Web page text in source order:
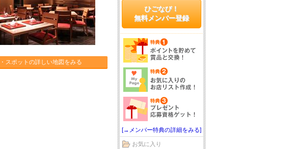
スポットの詳しい地図をみる
ひごなび！
無料メンバー登録
[→メンバー特典の詳細をみる]
お気に入り